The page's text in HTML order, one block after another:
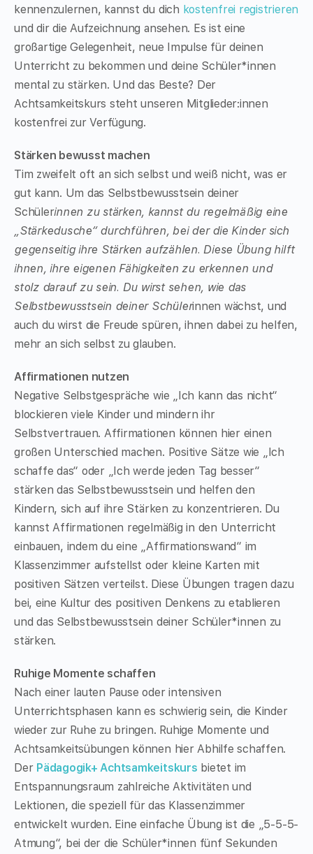
kennenzulernen, kannst du dich kostenfrei registrieren
und dir die Aufzeichnung ansehen. Es ist eine
großartige Gelegenheit, neue Impulse für deinen
Unterricht zu bekommen und deine Schüler*innen
mental zu stärken. Und das Beste? Der
Achtsamkeitskurs steht unseren Mitglieder:innen
kostenfrei zur Verfügung.
Stärken bewusst machen
Tim zweifelt oft an sich selbst und weiß nicht, was er
gut kann. Um das Selbstbewusstsein deiner
Schülerinnen zu stärken, kannst du regelmäßig eine
„Stärkedusche“ durchführen, bei der die Kinder sich
gegenseitig ihre Stärken aufzählen. Diese Übung hilft
ihnen, ihre eigenen Fähigkeiten zu erkennen und
stolz darauf zu sein. Du wirst sehen, wie das
Selbstbewusstsein deiner Schülerinnen wächst, und
auch du wirst die Freude spüren, ihnen dabei zu helfen,
mehr an sich selbst zu glauben.
Affirmationen nutzen
Negative Selbstgespräche wie „Ich kann das nicht“
blockieren viele Kinder und mindern ihr
Selbstvertrauen. Affirmationen können hier einen
großen Unterschied machen. Positive Sätze wie „Ich
schaffe das“ oder „Ich werde jeden Tag besser“
stärken das Selbstbewusstsein und helfen den
Kindern, sich auf ihre Stärken zu konzentrieren. Du
kannst Affirmationen regelmäßig in den Unterricht
einbauen, indem du eine „Affirmationswand“ im
Klassenzimmer aufstellst oder kleine Karten mit
positiven Sätzen verteilst. Diese Übungen tragen dazu
bei, eine Kultur des positiven Denkens zu etablieren
und das Selbstbewusstsein deiner Schüler*innen zu
stärken.
Ruhige Momente schaffen
Nach einer lauten Pause oder intensiven
Unterrichtsphasen kann es schwierig sein, die Kinder
wieder zur Ruhe zu bringen. Ruhige Momente und
Achtsamkeitsübungen können hier Abhilfe schaffen.
Der Pädagogik+ Achtsamkeitskurs bietet im
Entspannungsraum zahlreiche Aktivitäten und
Lektionen, die speziell für das Klassenzimmer
entwickelt wurden. Eine einfache Übung ist die „5-5-5-
Atmung“, bei der die Schüler*innen fünf Sekunden